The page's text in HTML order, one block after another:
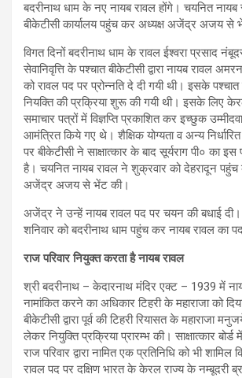
बदरीनाथ धाम के नए नायब रावल होंगे। चयनित
बीकेटीसी कार्यालय पहुंच कर अध्यक्ष अजेंद्र अजय से
विगत दिनों बदरीनाथ धाम के रावल ईश्वरा प्रसाद
सेवानिवृत्ति के पश्चात बीकेटीसी द्वारा नायब रावल
को रावल पद पर प्रोन्नति दे दी गयी थी। इसके
नियक्ति की प्रक्रिया शुरू की गयी थी। इसके लिए
समाचार पत्रों में विज्ञप्ति प्रकाशित कर इच्छुक
आमंत्रित किये गए थे। शैक्षिक योग्यता व अन्य
पर बीकेटीसी ने साक्षात्कार के बाद सूर्यराग पी० का
है। चयनित नायब रावल ने शुक्रवार को देहरादून पहुंच
अजेंद्र अजय से भेंट की।
अजेंद्र ने उन्हें नायब रावल पद पर चयन की बधाई दी।
शनिवार को बदरीनाथ धाम पहुंच कर नायब रावल का
राज परिवार नियुक्त करता है नायब रावल
श्री बदरीनाथ – केदारनाथ मंदिर एक्ट – 1939 में
नामांकित करने का अधिकार टिहरी के महाराजा को
बीकेटीसी द्वारा पूर्व की टिहरी रियासत के महाराजा
लेकर नियुक्ति प्रक्रिया प्रारम्भ की। साक्षात्कार
राज परिवार द्वारा नामित एक प्रतिनिधि को भी शामिल
रावल पद पर दक्षिण भारत के केरल राज्य के नम्बूदरी